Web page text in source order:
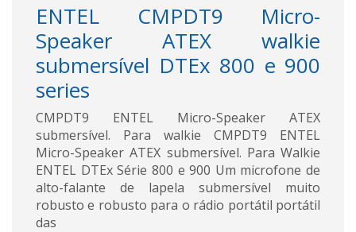
ENTEL CMPDT9 Micro-
Speaker ATEX walkie
submersível DTEx 800 e 900
series
CMPDT9 ENTEL Micro-Speaker ATEX
submersível. Para walkie CMPDT9 ENTEL
Micro-Speaker ATEX submersível. Para Walkie
ENTEL DTEx Série 800 e 900 Um microfone de
alto-falante de lapela submersível muito
robusto e robusto para o rádio portátil portátil
das